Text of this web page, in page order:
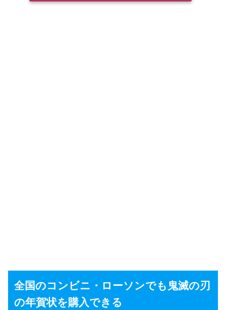
全国のコンビニ・ローソンでも鬼滅の刃
の年賀状を購入できる